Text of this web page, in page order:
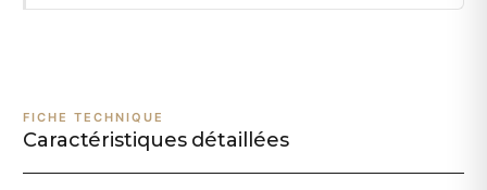
FICHE TECHNIQUE
Caractéristiques détaillées